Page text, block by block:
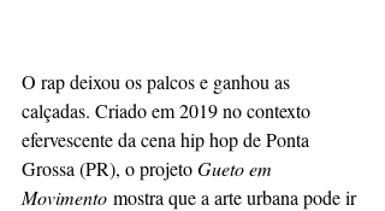
O rap deixou os palcos e ganhou as
calçadas. Criado em 2019 no contexto
efervescente da cena hip hop de Ponta
Grossa (PR), o projeto Gueto em
Movimento mostra que a arte urbana pode ir